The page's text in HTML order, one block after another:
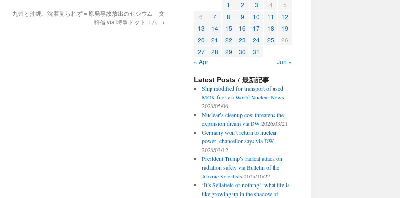
九州と沖縄、沈着見られず＝原発事故放出のセシウム－文
科省 via 時事ドットコム →
1 2 3 4
5
6
7 8 9 10 11
12
13
14 15 16 17 18
19
20
21 22 23 24 25
26
27
28 29 30
31
« Apr
Jun »
Latest Posts / 最新記事
Ship modified for transport of used
MOX fuel via World Nuclear News
2026/05/06
Nuclear’s cleanup cost threatens the
expansion dream via DW 2026/03/21
Germany won’t return to nuclear
power, chancellor says via DW
2026/03/12
President Trump’s radical attack on
radiation safety via Bulletin of the
Atomic Scientists 2025/10/27
‘It’s Sellafield or nothing’: what life is
like growing up in the shadow of